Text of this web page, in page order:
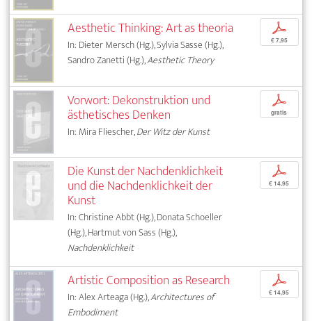
Aesthetic Thinking: Art as theoria
In: Dieter Mersch (Hg.), Sylvia Sasse (Hg.),
Sandro Zanetti (Hg.),Aesthetic Theory
p
€ 7,95
Vorwort: Dekonstruktion und
ästhetisches Denken
In: Mira Fliescher,Der Witz der Kunst
p
gratis
Die Kunst der Nachdenklichkeit
und die Nachdenklichkeit der
Kunst
In: Christine Abbt (Hg.), Donata Schoeller
(Hg.), Hartmut von Sass (Hg.),
Nachdenklichkeit
p
€ 14,95
Artistic Composition as Research
In: Alex Arteaga (Hg.),Architectures of
Embodiment
p
€ 14,95